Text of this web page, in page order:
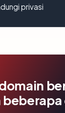
privasi